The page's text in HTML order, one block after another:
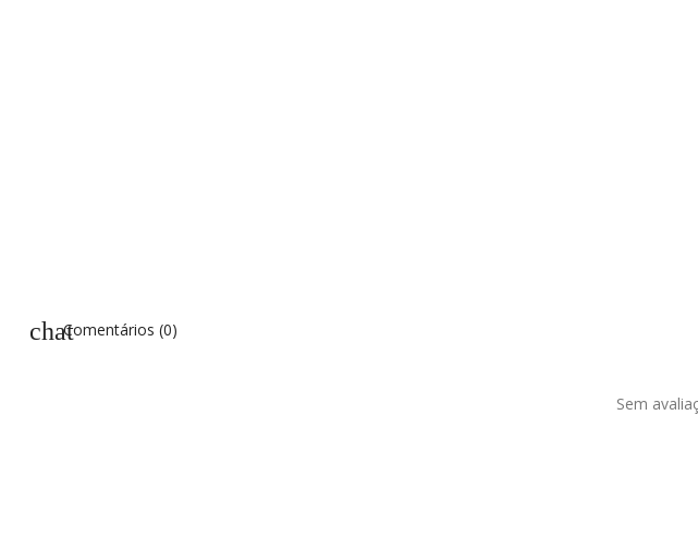
chatComentários (0)
Sem